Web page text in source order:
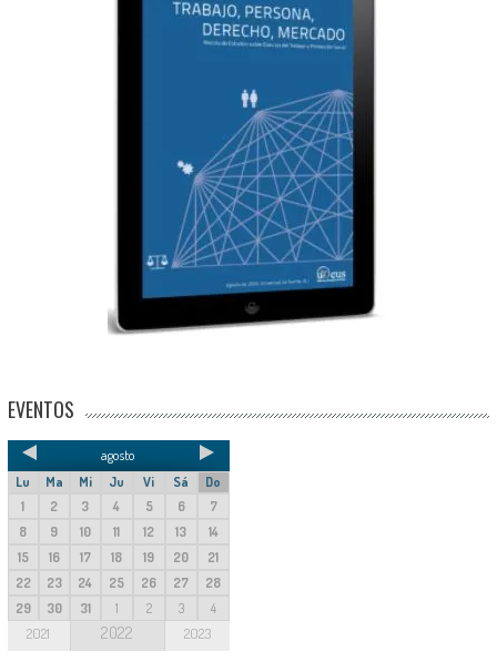
EVENTOS
agosto
Lu Ma Mi Ju Vi Sá
Do
1
2 3 4 5 6
7
8
9 10 11 12 13
14
15
16 17 18 19 20
21
22
23 24 25 26 27
28
29
30 31 1 2 3 4
2021 2022 2023